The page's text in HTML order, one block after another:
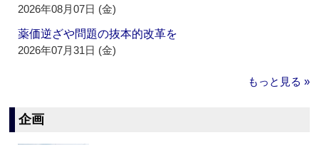
2026年08月07日 (金)
薬価逆ざや問題の抜本的改革を
2026年07月31日 (金)
もっと見る »
企画